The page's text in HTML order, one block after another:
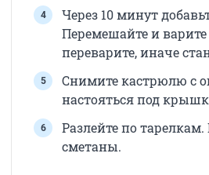
Через 10 минут
Перемешайте и
переварите, иначе
Снимите кастрюлю с
настояться под
Разлейте по
сметаны.